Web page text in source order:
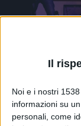
Il
Noi e i nostri 1538
informazioni su
personali, come
Alta
Sanremo